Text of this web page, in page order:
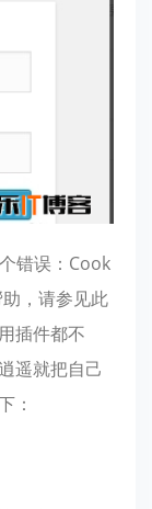
错误：Cook
，请参见此
插件都不
遥就把自己
：